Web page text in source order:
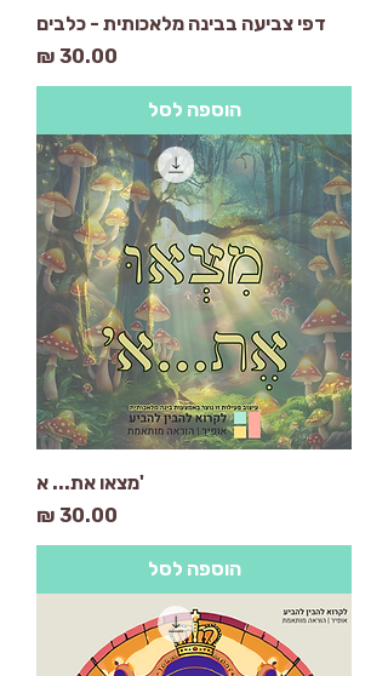
דפי צביעה בבינה מלאכותית - כלבים
מחיר
הוספה לסל
'מצאו את... א
מחיר
הוספה לסל